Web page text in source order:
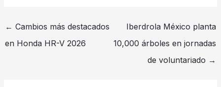
← Cambios más destacados
en Honda HR-V 2026
Iberdrola México planta
10,000 árboles en jornadas
de voluntariado →